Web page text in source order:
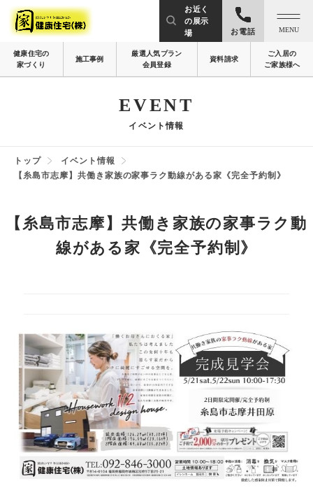
お近く
の展示
場
お電話 MENU
健康住宅の
家づくり
施工事例
厳選人気プラン
会員登録
資料請求
ご入居の
ご家族様へ
EVENT
イベント情報
トップ
イベント情報
【糸島市志摩】共働き家族の家事ラク動線がある家《完全予約制》
【糸島市志摩】共働き家族の家事ラク動
線がある家《完全予約制》